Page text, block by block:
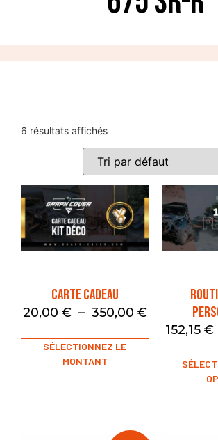
6 résultats affichés
Carte Cadeau
20,00 € – 350,00 €
SÉLECTIONNEZ LE
MONTANT
152,15 €